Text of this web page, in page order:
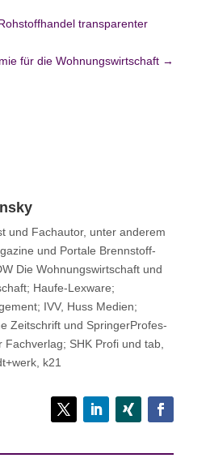
transparenter
für die Wohnungswirtschaft →
und Fach­au­tor, unter anderem
und Portale Brenn­stoff­
Die Woh­nungs­wirt­schaft und
Haufe-Lexware;
IVV, Huss Medien;
Zeit­schrift und Sprin­ger­Pro­fes­
Fachverlag; SHK Profi und tab,
k21